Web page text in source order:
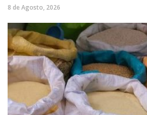
8 de Agosto, 2026